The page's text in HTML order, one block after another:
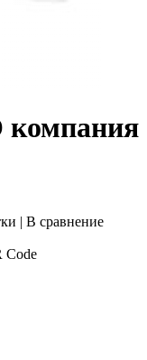
| В сравнение